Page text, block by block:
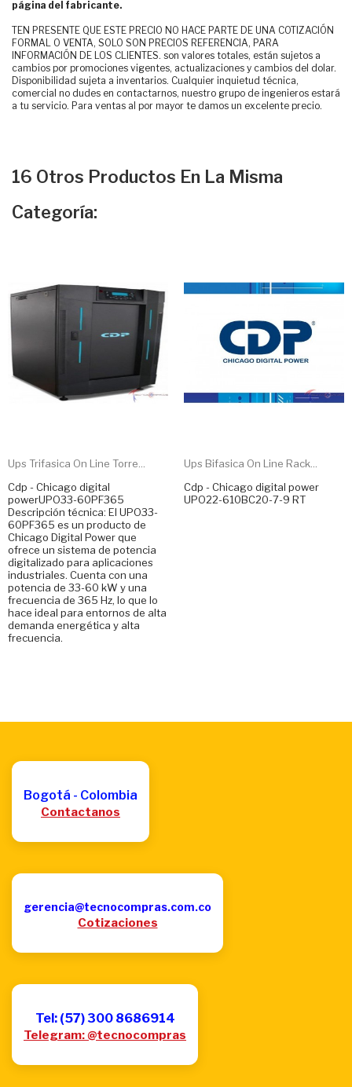
página del fabricante.
TEN PRESENTE QUE ESTE PRECIO NO HACE PARTE DE UNA COTIZACIÓN
FORMAL O VENTA, SOLO SON PRECIOS REFERENCIA, PARA
INFORMACIÓN DE LOS CLIENTES. son valores totales, están sujetos a
cambios por promociones vigentes, actualizaciones y cambios del dolar.
Disponibilidad sujeta a inventarios. Cualquier inquietud técnica,
comercial no dudes en contactarnos, nuestro grupo de ingenieros estará
a tu servicio. Para ventas al por mayor te damos un excelente precio.
16 Otros Productos En La Misma
Categoría:
Ups Trifasica On Line Torre...
Cdp - Chicago digital
powerUPO33-60PF365
Descripción técnica: El UPO33-
60PF365 es un producto de
Chicago Digital Power que
ofrece un sistema de potencia
digitalizado para aplicaciones
industriales. Cuenta con una
potencia de 33-60 kW y una
frecuencia de 365 Hz, lo que lo
hace ideal para entornos de alta
demanda energética y alta
frecuencia.
Ups Bifasica On Line Rack...
Cdp - Chicago digital power
UPO22-610BC20-7-9 RT
Bogotá - Colombia
Contactanos
gerencia@tecnocompras.com.co
Cotizaciones
Tel: (57) 300 8686914
Telegram: @tecnocompras